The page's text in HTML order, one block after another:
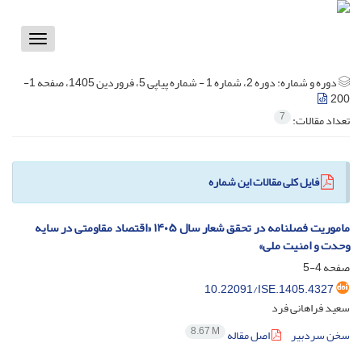
Toggle
دوره و شماره:
دوره 2، شماره 1 - شماره پیاپی 5، فروردین 1405، صفحه 1-
200
تعداد مقالات: 7
فایل کلی مقالات این شماره
ماموریت فصلنامه در تحقق شعار سال ۱۴۰۵ «اقتصاد مقاومتی در سایه‌
وحدت و امنیت ملی»
صفحه4-5
10.22091/ISE.1405.4327
سعید فراهانی فرد
سخن سردبیر
اصل مقاله 8.67 M